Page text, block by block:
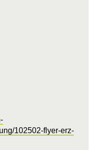
102502-flyer-erz-